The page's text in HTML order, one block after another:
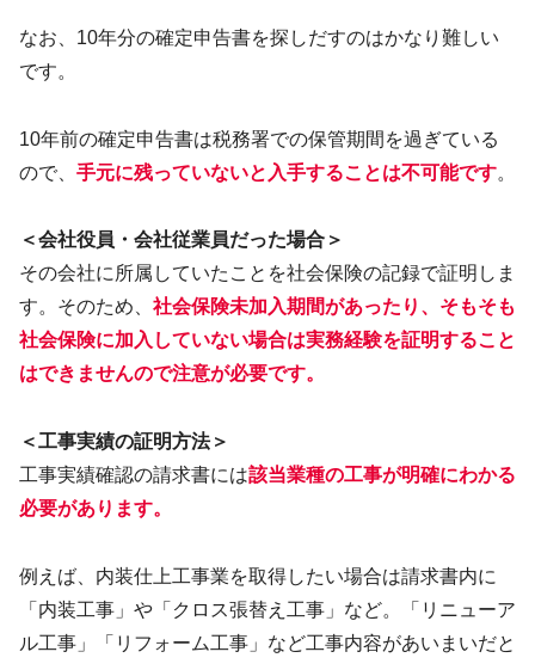
なお、10年分の確定申告書を探しだすのはかなり難しい
です。
10年前の確定申告書は税務署での保管期間を過ぎている
ので、 手元に残っていないと入手することは不可能です。
＜会社役員・会社従業員だった場合＞
その会社に所属していたことを社会保険の記録で証明しま
す。そのため、 社会保険未加入期間があったり、そもそも
社会保険に加入していない場合は実務経験を証明すること
はできませんので注意が必要です。
＜工事実績の証明方法＞
工事実績確認の請求書には該当業種の工事が明確にわかる
必要があります。
例えば、内装仕上工事業を取得したい場合は請求書内に
「内装工事」や「クロス張替え工事」など。「リニューア
ル工事」「リフォーム工事」など工事内容があいまいだと